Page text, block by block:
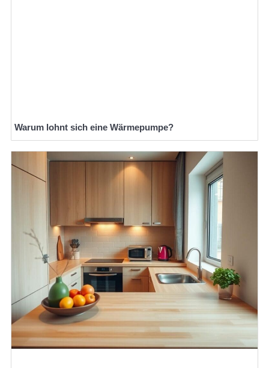
Warum lohnt sich eine Wärmepumpe?